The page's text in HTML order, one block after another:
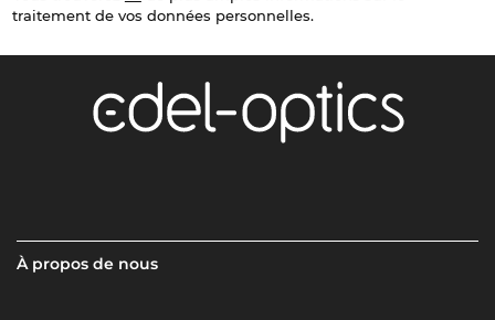
traitement de vos données personnelles.
À propos de nous